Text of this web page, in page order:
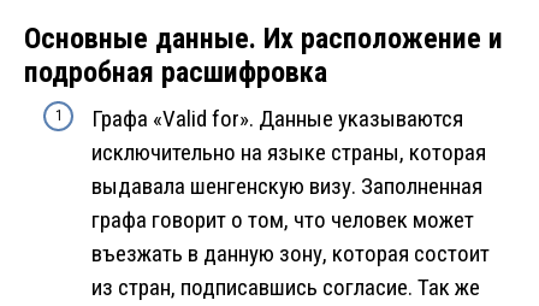
Основные данные. Их расположение и
подробная расшифровка
Графа «Valid for». Данные указываются
исключительно на языке страны, которая
выдавала шенгенскую визу. Заполненная
графа говорит о том, что человек может
въезжать в данную зону, которая состоит
из стран, подписавшись согласие. Так же